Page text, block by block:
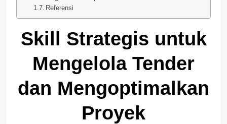
Referensi
Skill Strategis untuk
Mengelola Tender
dan Mengoptimalkan
Proyek